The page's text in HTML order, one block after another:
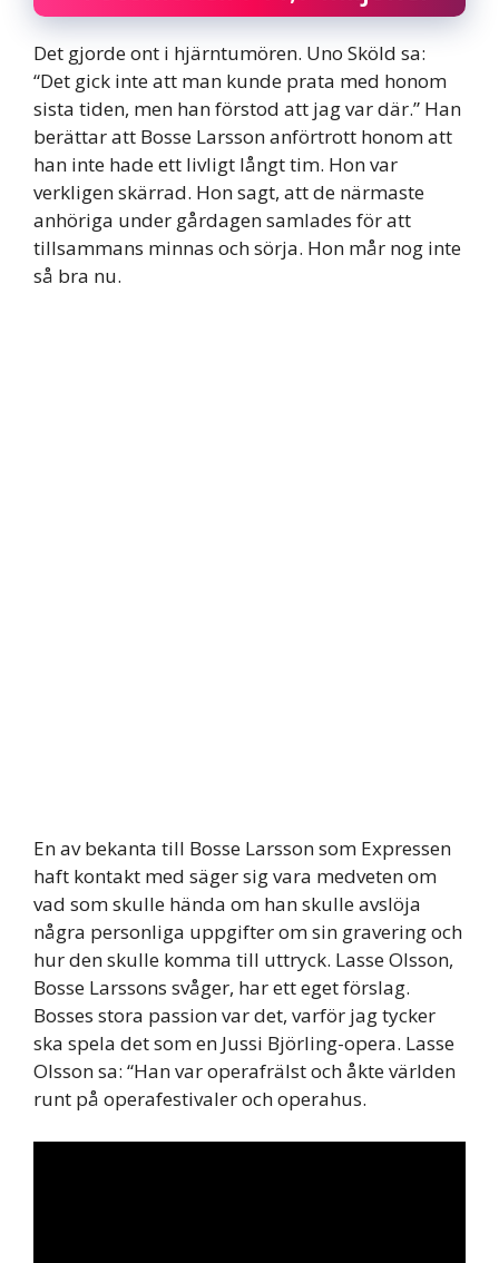
Det gjorde ont i hjärntumören. Uno Sköld sa:
“Det gick inte att man kunde prata med honom
sista tiden, men han förstod att jag var där.” Han
berättar att Bosse Larsson anförtrott honom att
han inte hade ett livligt långt tim. Hon var
verkligen skärrad. Hon sagt, att de närmaste
anhöriga under gårdagen samlades för att
tillsammans minnas och sörja. Hon mår nog inte
så bra nu.
En av bekanta till Bosse Larsson som Expressen
haft kontakt med säger sig vara medveten om
vad som skulle hända om han skulle avslöja
några personliga uppgifter om sin gravering och
hur den skulle komma till uttryck. Lasse Olsson,
Bosse Larssons svåger, har ett eget förslag.
Bosses stora passion var det, varför jag tycker
ska spela det som en Jussi Björling-opera. Lasse
Olsson sa: “Han var operafrälst och åkte världen
runt på operafestivaler och operahus.